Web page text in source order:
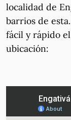
localidad de
barrios de
fácil y rápido
ubicación: